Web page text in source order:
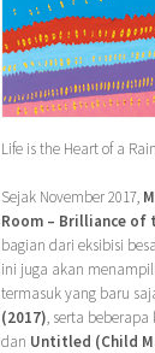
Life is the Heart of a
Sejak November 2017,
Room – Brilliance of
bagian dari eksibisi
ini juga akan
termasuk yang baru
(2017), serta
dan Untitled (Child